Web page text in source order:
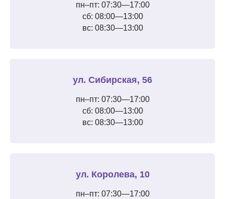
пн–пт: 07:30—17:00
сб: 08:00—13:00
вс: 08:30—13:00
ул. Сибирская, 56
пн–пт: 07:30—17:00
сб: 08:00—13:00
вс: 08:30—13:00
ул. Королева, 10
пн–пт: 07:30—17:00